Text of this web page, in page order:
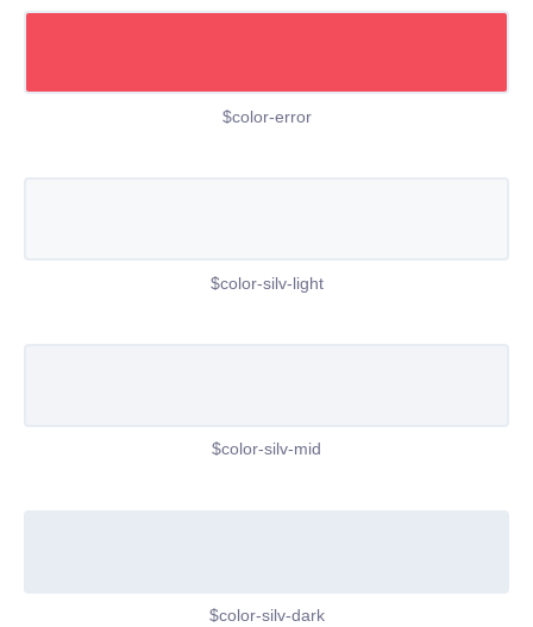
$color-error
$color-silv-light
$color-silv-mid
$color-silv-dark